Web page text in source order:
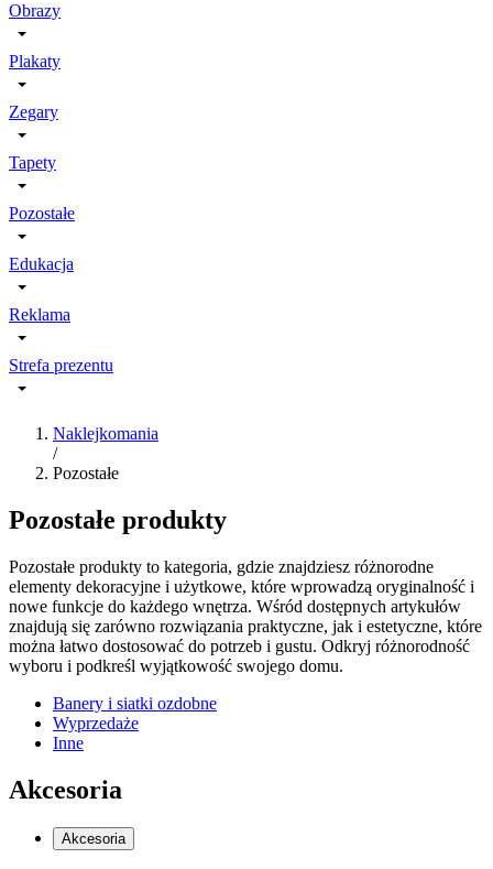
Obrazy
Plakaty
Zegary
Tapety
Pozostałe
Edukacja
Reklama
Strefa prezentu
Naklejkomania
/
Pozostałe
Pozostałe produkty
Pozostałe produkty to kategoria, gdzie znajdziesz różnorodne
elementy dekoracyjne i użytkowe, które wprowadzą oryginalność i
nowe funkcje do każdego wnętrza. Wśród dostępnych artykułów
znajdują się zarówno rozwiązania praktyczne, jak i estetyczne, które
można łatwo dostosować do potrzeb i gustu. Odkryj różnorodność
wyboru i podkreśl wyjątkowość swojego domu.
Banery i siatki ozdobne
Wyprzedaże
Inne
Akcesoria
Akcesoria